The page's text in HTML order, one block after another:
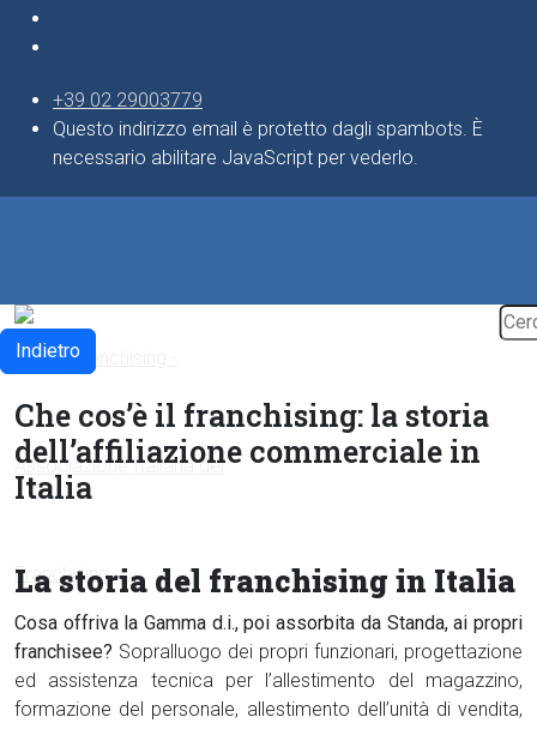
+39 02 29003779
Questo indirizzo email è protetto dagli spambots. È
necessario abilitare JavaScript per vederlo.
Indietro
Che cos’è il franchising: la storia
dell’affiliazione commerciale in
Italia
La storia del franchising in Italia
Cosa offriva la Gamma d.i., poi assorbita da Standa, ai propri
franchisee? Sopralluogo dei propri funzionari, progettazione
ed assistenza tecnica per l’allestimento del magazzino,
formazione del personale, allestimento dell’unità di vendita,